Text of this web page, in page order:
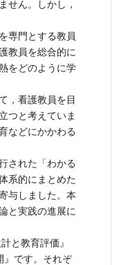
せん。しかし，
専門とする教員
教員を総合的に
をどのように学
，看護教員を目
つと考えていま
などにかかわる
された「わかる
系的にまとめた
与しました。本
と実践の進展に
と教育評価』
』です。それぞ